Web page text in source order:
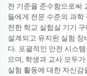
전 기준을 준수함으로써
들에게 전문 수준의 과
전한 학교 실험실 기기
설계되고 유지된 실험 장
다. 포괄적인 안전 시스
으며, 학생과 교사 모두
실험 활동에 대한 자신감